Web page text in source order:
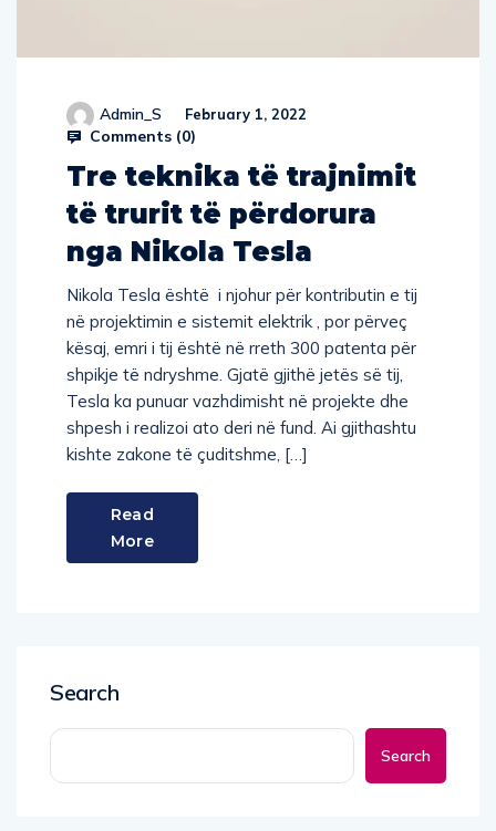
Admin_S February 1, 2022
Comments (0)
Tre teknika të trajnimit
të trurit të përdorura
nga Nikola Tesla
Nikola Tesla është i njohur për kontributin e tij
në projektimin e sistemit elektrik , por përveç
kësaj, emri i tij është në rreth 300 patenta për
shpikje të ndryshme. Gjatë gjithë jetës së tij,
Tesla ka punuar vazhdimisht në projekte dhe
shpesh i realizoi ato deri në fund. Ai gjithashtu
kishte zakone të çuditshme, […]
Read
More
Search
Search